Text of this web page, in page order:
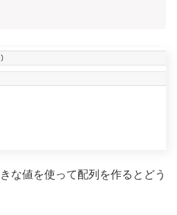
な値を使って配列を作るとどう